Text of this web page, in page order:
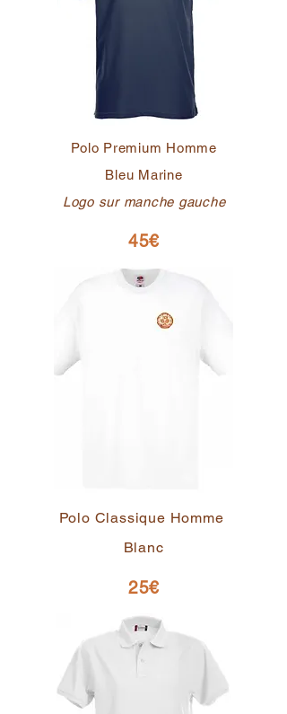
Polo Premium Homme
Bleu Marine
Logo sur manche gauche
45€
Polo Classique Homme
Blanc
25€